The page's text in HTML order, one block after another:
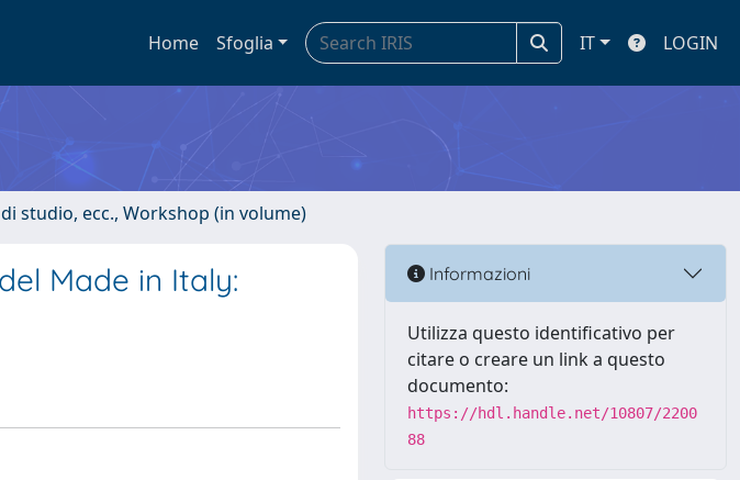
Home Sfoglia IT LOGIN
studio, ecc., Workshop (in volume)
Made in Italy:
Informazioni
Utilizza questo identificativo per
citare o creare un link a questo
documento:
https://hdl.handle.net/10807/2200
88